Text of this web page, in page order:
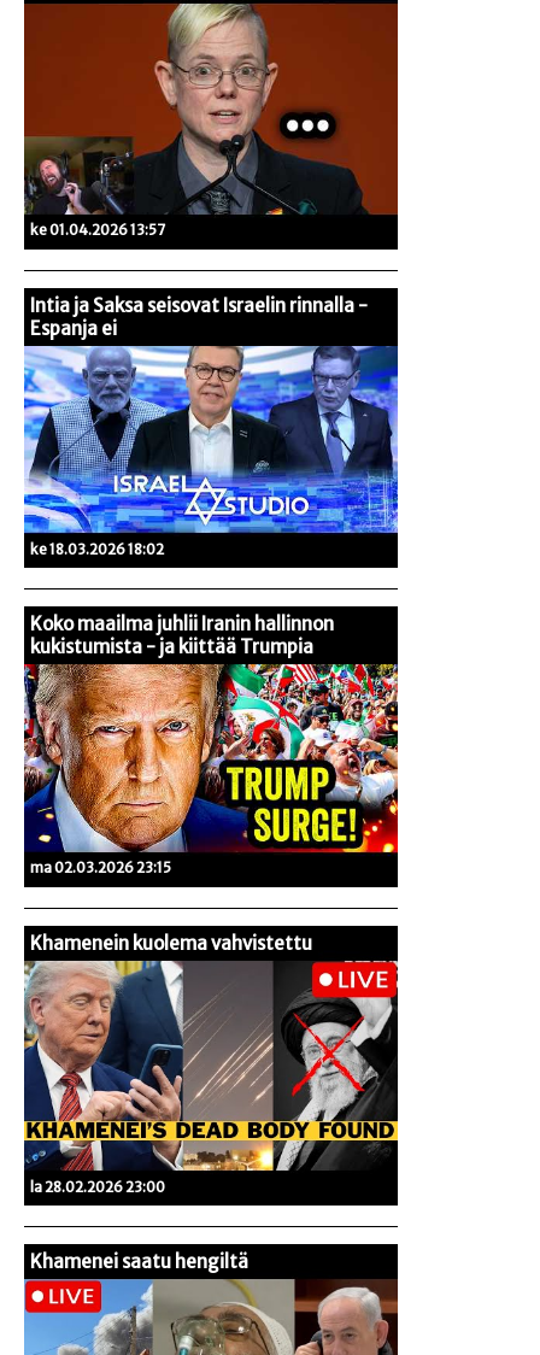
ke 01.04.2026 13:57
Intia ja Saksa seisovat Israelin rinnalla -
Espanja ei
ke 18.03.2026 18:02
Koko maailma juhlii Iranin hallinnon
kukistumista - ja kiittää Trumpia
ma 02.03.2026 23:15
Khamenein kuolema vahvistettu
la 28.02.2026 23:00
Khamenei saatu hengiltä